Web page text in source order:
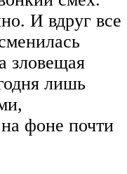
И вдруг все
зловещая
лишь
фоне почти